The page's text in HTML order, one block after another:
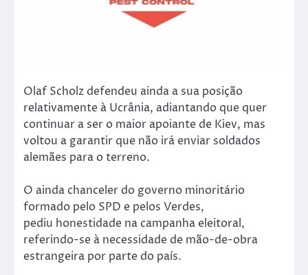
Olaf Scholz defendeu ainda a sua posição
relativamente à Ucrânia, adiantando que quer
continuar a ser o maior apoiante de Kiev, mas
voltou a garantir que não irá enviar soldados
alemães para o terreno.
O ainda chanceler do governo minoritário
formado pelo SPD e pelos Verdes,
pediu honestidade na campanha eleitoral,
referindo-se à necessidade de mão-de-obra
estrangeira por parte do país.